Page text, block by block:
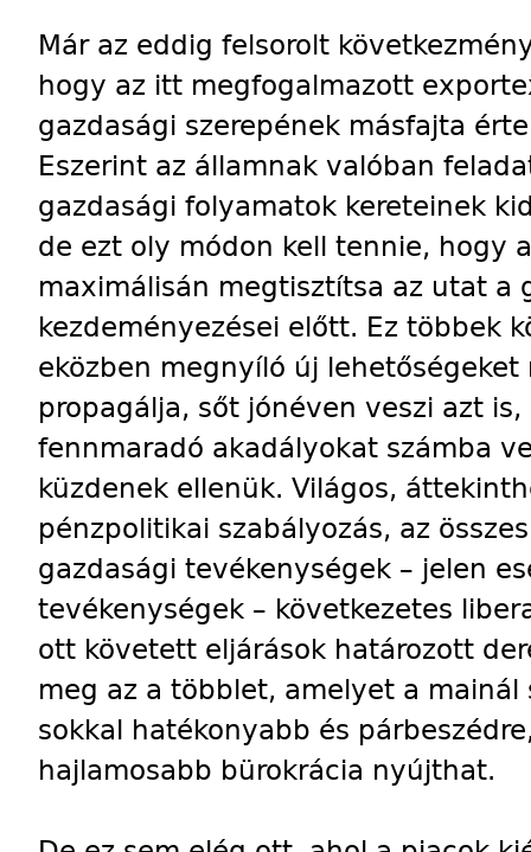
Már az eddig felsorolt
hogy az itt megfogalmazott
gazdasági szerepének másfajta
Eszerint az államnak valóban
gazdasági folyamatok kereteinek
de ezt oly módon kell tennie, hogy
maximálisán megtisztítsa az utat a
kezdeményezései előtt. Ez többek
eközben megnyíló új
propagálja, sőt jónéven veszi azt
fennmaradó akadályokat számba
küzdenek ellenük. Világos,
pénzpolitikai szabályozás, az
gazdasági tevékenységek – jelen
tevékenységek – következetes
ott követett eljárások határozott
meg az a többlet, amelyet a
sokkal hatékonyabb és
hajlamosabb bürokrácia nyújthat.